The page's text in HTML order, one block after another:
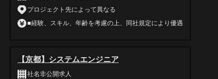
プロジェクト先によって異なる
■経験、スキル、年齢を考慮の上、同社規定により優遇
【京都】システムエンジニア
社名非公開求人